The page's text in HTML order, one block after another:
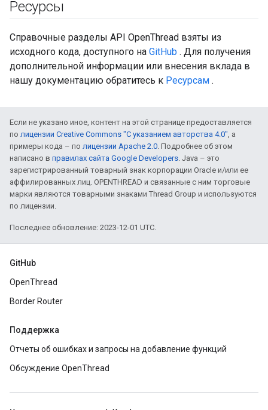
Ресурсы
Справочные разделы API OpenThread взяты из
исходного кода, доступного на GitHub . Для получения
дополнительной информации или внесения вклада в
нашу документацию обратитесь к Ресурсам .
Если не указано иное, контент на этой странице предоставляется
по лицензии Creative Commons "С указанием авторства 4.0", а
примеры кода – по лицензии Apache 2.0. Подробнее об этом
написано в правилах сайта Google Developers. Java – это
зарегистрированный товарный знак корпорации Oracle и/или ее
аффилированных лиц. OPENTHREAD и связанные с ним торговые
марки являются товарными знаками Thread Group и используются
по лицензии.
Последнее обновление: 2023-12-01 UTC.
GitHub
OpenThread
Border Router
Поддержка
Отчеты об ошибках и запросы на добавление функций
Обсуждение OpenThread